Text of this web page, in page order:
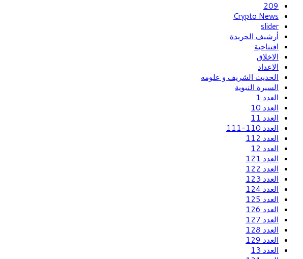
209
Crypto News
slider
أرشيف الجريدة
افتتاحية
الاخلاق
الاعداد
الحديث الشريف و علومه
السيرة النبوية
العدد 1
العدد 10
العدد 11
العدد 110-111
العدد 112
العدد 12
العدد 121
العدد 122
العدد 123
العدد 124
العدد 125
العدد 126
العدد 127
العدد 128
العدد 129
العدد 13